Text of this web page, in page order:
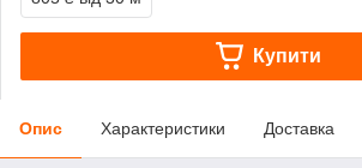
Купити
Опис Характеристики Доставка